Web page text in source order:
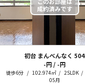
初台 まんべんなく 504
-円 / -円
徒歩6分 102.974㎡ 2SLDK
05月